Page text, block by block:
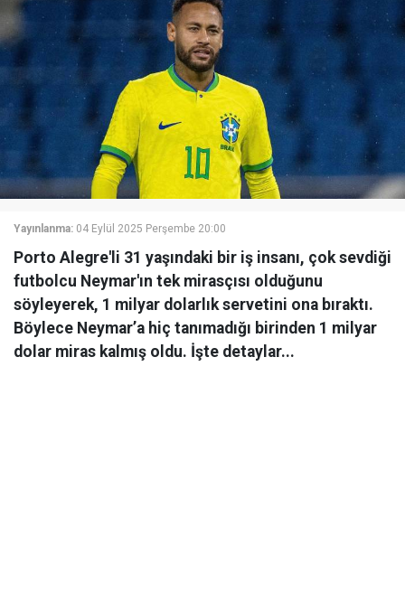
Yayınlanma: 04 Eylül 2025 Perşembe 20:00
Porto Alegre'li 31 yaşındaki bir iş insanı, çok sevdiği
futbolcu Neymar'ın tek mirasçısı olduğunu
söyleyerek, 1 milyar dolarlık servetini ona bıraktı.
Böylece Neymar’a hiç tanımadığı birinden 1 milyar
dolar miras kalmış oldu. İşte detaylar...